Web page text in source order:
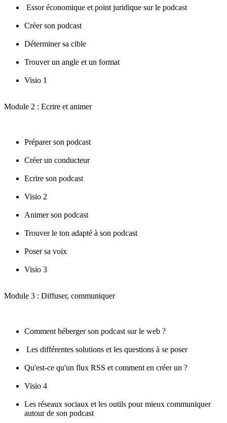
Essor économique et point juridique sur le podcast
Créer son podcast
Déterminer sa cible
Trouver un angle et un format
Visio 1
Module 2 : Ecrire et animer
Préparer son podcast
Créer un conducteur
Ecrire son podcast
Visio 2
Animer son podcast
Trouver le ton adapté à son podcast
Poser sa voix
Visio 3
Module 3 : Diffuser, communiquer
Comment héberger son podcast sur le web ?
Les différentes solutions et les questions à se poser
Qu'est-ce qu'un flux RSS et comment en créer un ?
Visio 4
Les réseaux sociaux et les outils pour mieux communiquer
autour de son podcast